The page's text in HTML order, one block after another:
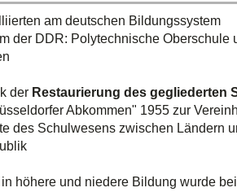
am deutschen Bildungssystem
der DDR: Polytechnische Oberschule
der Restaurierung des gegliederten
Abkommen" 1955 zur
des Schulwesens zwischen Ländern
höhere und niedere Bildung wurde